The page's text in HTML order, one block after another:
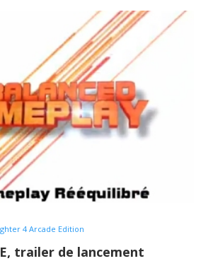
4 Arcade Edition
trailer de lancement